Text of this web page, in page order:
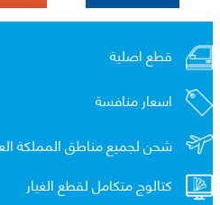
قطع اصلية
اسعار منافسة
شحن لجميع مناطق المملكة
كتالوج متكامل لقطع الغيار